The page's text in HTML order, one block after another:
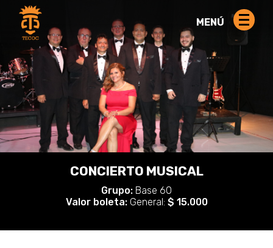
MENÚ
CONCIERTO MUSICAL
Grupo: Base 60
Valor boleta: General: $ 15.000